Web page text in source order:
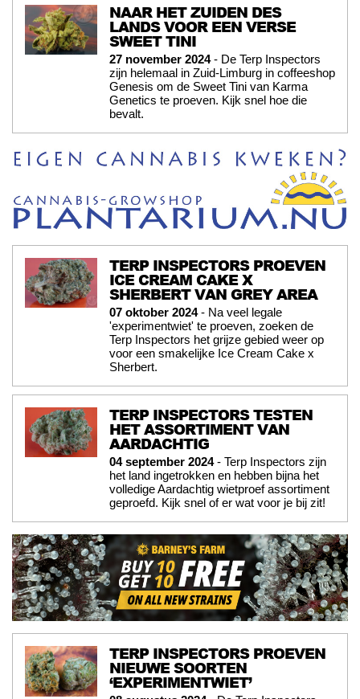
NAAR HET ZUIDEN DES
LANDS VOOR EEN VERSE
SWEET TINI
27 november 2024- De Terp Inspectors
zijn helemaal in Zuid-Limburg in coffeeshop
Genesis om de Sweet Tini van Karma
Genetics te proeven. Kijk snel hoe die
bevalt.
TERP INSPECTORS PROEVEN
ICE CREAM CAKE X
SHERBERT VAN GREY AREA
07 oktober 2024- Na veel legale
'experimentwiet' te proeven, zoeken de
Terp Inspectors het grijze gebied weer op
voor een smakelijke Ice Cream Cake x
Sherbert.
TERP INSPECTORS TESTEN
HET ASSORTIMENT VAN
AARDACHTIG
04 september 2024- Terp Inspectors zijn
het land ingetrokken en hebben bijna het
volledige Aardachtig wietproef assortiment
geproefd. Kijk snel of er wat voor je bij zit!
TERP INSPECTORS PROEVEN
NIEUWE SOORTEN
‘EXPERIMENTWIET’